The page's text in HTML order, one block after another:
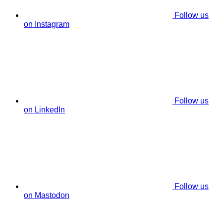
Follow us
on Instagram
Follow us
on LinkedIn
Follow us
on Mastodon